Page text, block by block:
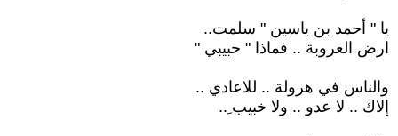
يا " أحمد بن ياسين " سلمت..
ارض العروبة .. فماذا " حبيبي "
والناس في هرولة .. للاعادي ..
إلاك .. لا عدو .. ولا خبيب ِ..